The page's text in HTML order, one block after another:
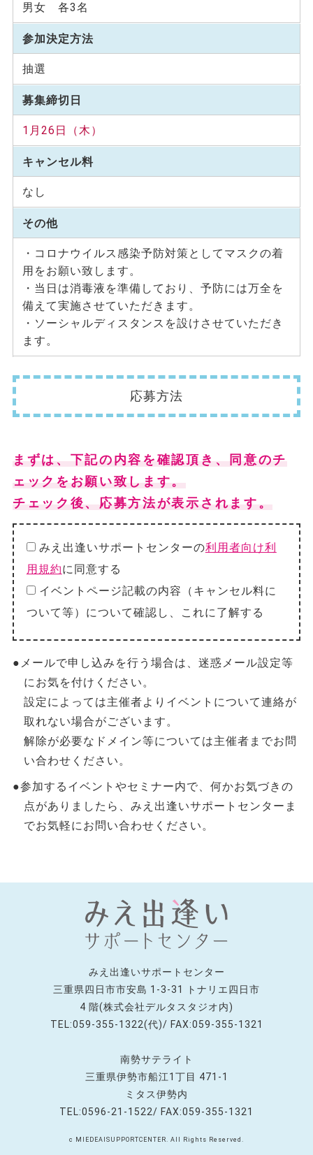
男女 各3名
参加決定方法
抽選
募集締切日
1月26日（木）
キャンセル料
なし
その他
・コロナウイルス感染予防対策としてマスクの着
用をお願い致します。
・当日は消毒液を準備しており、予防には万全を
備えて実施させていただきます。
・ソーシャルディスタンスを設けさせていただき
ます。
応募方法
まずは、下記の内容を確認頂き、同意のチ
ェックをお願い致します。
チェック後、応募方法が表示されます。
みえ出逢いサポートセンターの利用者向け利
用規約に同意する
イベントページ記載の内容（キャンセル料に
ついて等）について確認し、これに了解する
●メールで申し込みを行う場合は、迷惑メール設定等
にお気を付けください。
設定によっては主催者よりイベントについて連絡が
取れない場合がございます。
解除が必要なドメイン等については主催者までお問
い合わせください。
●参加するイベントやセミナー内で、何かお気づきの
点がありましたら、みえ出逢いサポートセンターま
でお気軽にお問い合わせください。
みえ出逢いサポートセンター
三重県四日市市安島 1-3-31 トナリエ四日市
4 階(株式会社デルタスタジオ内)
TEL:059-355-1322(代)/ FAX:059-355-1321
南勢サテライト
三重県伊勢市船江1丁目 471-1
ミタス伊勢内
TEL:0596-21-1522/ FAX:059-355-1321
c MIEDEAISUPPORTCENTER. All Rights Reserved.